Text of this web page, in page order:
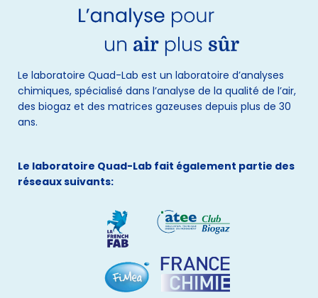
Le laboratoire Quad-Lab est un laboratoire d’analyses
chimiques, spécialisé dans l’analyse de la qualité de l’air,
des biogaz et des matrices gazeuses depuis plus de 30
ans.
Le laboratoire Quad-Lab fait également partie des
réseaux suivants: